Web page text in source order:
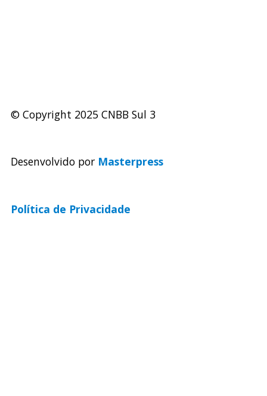
© Copyright 2025 CNBB Sul 3
Desenvolvido por Masterpress
Política de Privacidade